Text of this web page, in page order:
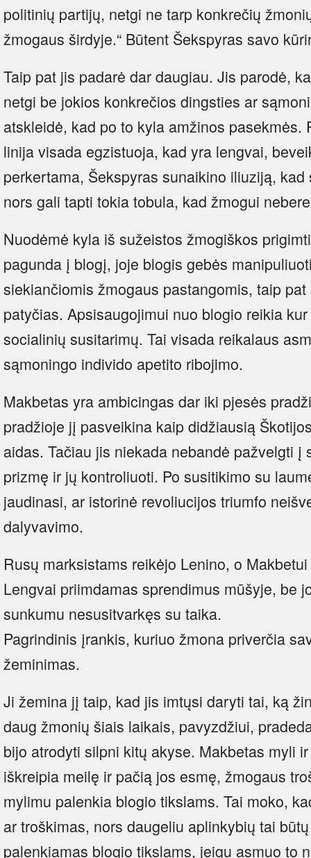
politinių partijų, netgi ne tarp konkrečių
žmogaus širdyje.“ Būtent Šekspyras savo
Taip pat jis padarė dar daugiau. Jis parodė,
netgi be jokios konkrečios dingsties ar
atskleidė, kad po to kyla amžinos pasekmės.
linija visada egzistuoja, kad yra lengvai,
perkertama, Šekspyras sunaikino iliuziją,
nors gali tapti tokia tobula, kad žmogui
Nuodėmė kyla iš sužeistos žmogiškos
pagunda į blogį, joje blogis gebės
siekiančiomis žmogaus pastangomis, taip
patyčias. Apsisaugojimui nuo blogio reikia
socialinių susitarimų. Tai visada reikalaus
sąmoningo individo apetito ribojimo.
Makbetas yra ambicingas dar iki pjesės
pradžioje jį pasveikina kaip didžiausią
aidas. Tačiau jis niekada nebandė pažvelgti į
prizmę ir jų kontroliuoti. Po susitikimo su
jaudinasi, ar istorinė revoliucijos triumfo
dalyvavimo.
Rusų marksistams reikėjo Lenino, o
Lengvai priimdamas sprendimus mūšyje, be
sunkumu nesusitvarkęs su taika.
Pagrindinis įrankis, kuriuo žmona priverčia
žeminimas.
Ji žemina jį taip, kad jis imtųsi daryti tai, ką
daug žmonių šiais laikais, pavyzdžiui,
bijo atrodyti silpni kitų akyse. Makbetas myli
iškreipia meilę ir pačią jos esmę, žmogaus
mylimu palenkia blogio tikslams. Tai moko,
ar troškimas, nors daugeliu aplinkybių tai
palenkiamas blogio tikslams, jeigu asmuo to